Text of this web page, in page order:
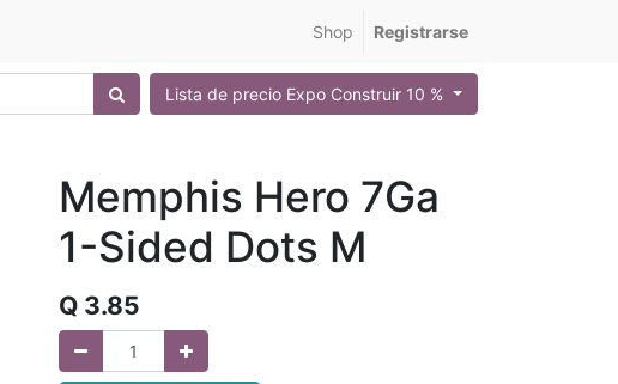
Shop Registrarse
Lista de precio Expo Construir 10 %
Memphis Hero 7Ga
1-Sided Dots M
Q 3.85